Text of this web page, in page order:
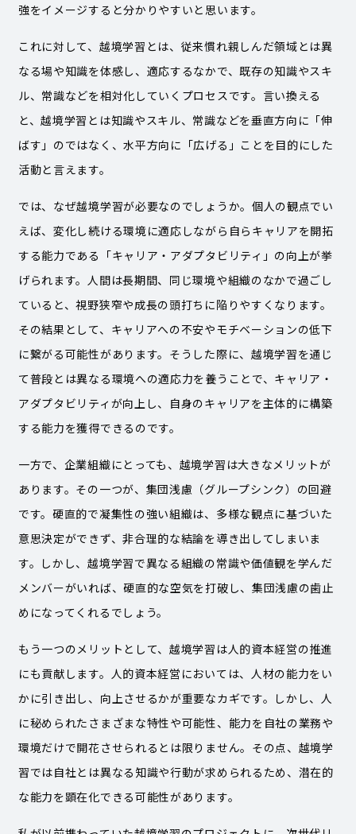
強をイメージすると分かりやすいと思います。
これに対して、越境学習とは、従来慣れ親しんだ領域とは異
なる場や知識を体感し、適応するなかで、既存の知識やスキ
ル、常識などを相対化していくプロセスです。言い換える
と、越境学習とは知識やスキル、常識などを垂直方向に「伸
ばす」のではなく、水平方向に「広げる」ことを目的にした
活動と言えます。
では、なぜ越境学習が必要なのでしょうか。個人の観点でい
えば、変化し続ける環境に適応しながら自らキャリアを開拓
する能力である「キャリア・アダプタビリティ」の向上が挙
げられます。人間は長期間、同じ環境や組織のなかで過ごし
ていると、視野狭窄や成長の頭打ちに陥りやすくなります。
その結果として、キャリアへの不安やモチベーションの低下
に繋がる可能性があります。そうした際に、越境学習を通じ
て普段とは異なる環境への適応力を養うことで、キャリア・
アダプタビリティが向上し、自身のキャリアを主体的に構築
する能力を獲得できるのです。
一方で、企業組織にとっても、越境学習は大きなメリットが
あります。その一つが、集団浅慮（グループシンク）の回避
です。硬直的で凝集性の強い組織は、多様な観点に基づいた
意思決定ができず、非合理的な結論を導き出してしまいま
す。しかし、越境学習で異なる組織の常識や価値観を学んだ
メンバーがいれば、硬直的な空気を打破し、集団浅慮の歯止
めになってくれるでしょう。
もう一つのメリットとして、越境学習は人的資本経営の推進
にも貢献します。人的資本経営においては、人材の能力をい
かに引き出し、向上させるかが重要なカギです。しかし、人
に秘められたさまざまな特性や可能性、能力を自社の業務や
環境だけで開花させられるとは限りません。その点、越境学
習では自社とは異なる知識や行動が求められるため、潜在的
な能力を顕在化できる可能性があります。